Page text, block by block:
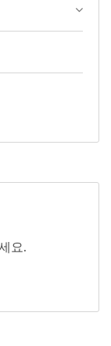
요.